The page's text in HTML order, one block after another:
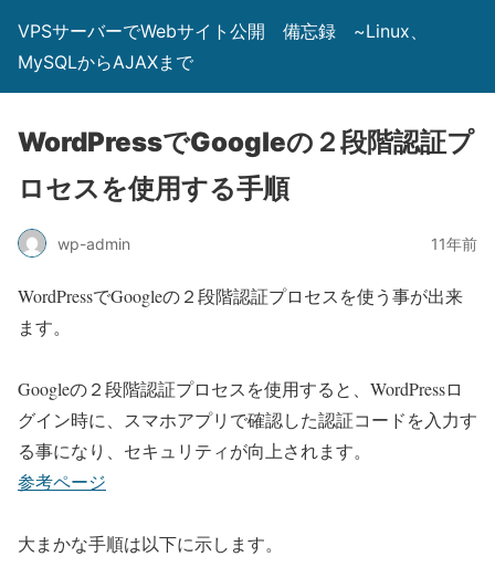
VPSサーバーでWebサイト公開 備忘録 ~Linux、
MySQLからAJAXまで
WordPressでGoogleの２段階認証プ
ロセスを使用する手順
wp-admin 11年前
WordPressでGoogleの２段階認証プロセスを使う事が出来
ます。
Googleの２段階認証プロセスを使用すると、WordPressロ
グイン時に、スマホアプリで確認した認証コードを入力す
る事になり、セキュリティが向上されます。
参考ページ
大まかな手順は以下に示します。